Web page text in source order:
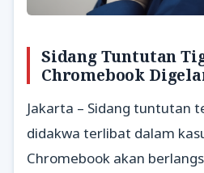
Sidang Tuntutan
Chromebook
Jakarta – Sidang tuntutan
didakwa terlibat dalam
Chromebook akan